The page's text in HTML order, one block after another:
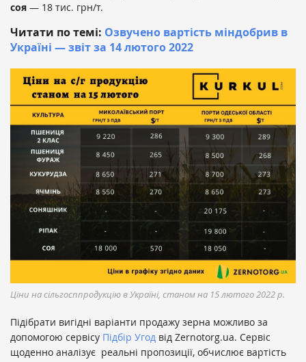
соя — 18 тис. грн/т.
Читати по темі: Озвучено вартість міндобрив в
Україні — звіт за 14 лютого 2022
Ціни на сільгосппродукцію в Україні, станом на 15 лютого 2022 р.
Підібрати вигідні варіанти продажу зерна можливо за
допомогою сервісу Підбір Угод від Zernotorg.ua. Сервіс
щоденно аналізує реальні пропозиції, обчислює вартість